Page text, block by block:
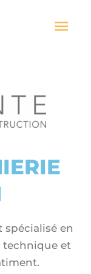
spécialisé en
technique et